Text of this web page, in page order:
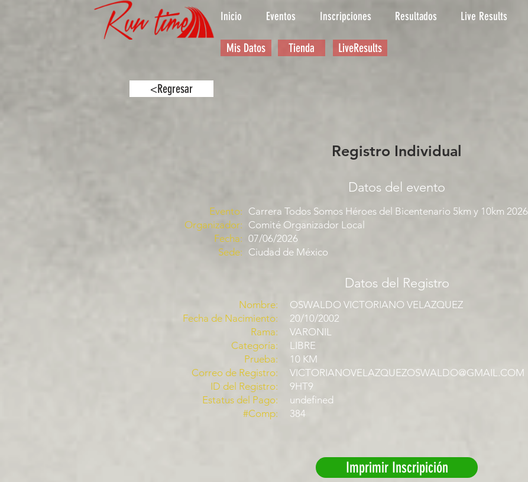
Inicio Eventos Inscripciones Resultados Live Results
Mis Datos Tienda LiveResults
<Regresar
Registro Individual
Datos del evento
Evento:
Organizador:
Fecha:
Sede:
Carrera Todos Somos Héroes del Bicentenario 5km y 10km 2026
Comité Organizador Local
07/06/2026
Ciudad de México
Datos del Registro
Nombre:
Fecha de Nacimiento:
Rama:
Categoría:
Prueba:
Correo de Registro:
ID del Registro:
Estatus del Pago:
#Comp:
OSWALDO VICTORIANO VELAZQUEZ
20/10/2002
VARONIL
LIBRE
10 KM
VICTORIANOVELAZQUEZOSWALDO@GMAIL.COM
9HT9
undefined
384
Imprimir Inscripición